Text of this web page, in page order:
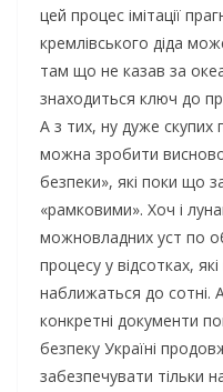
цей процес імітації
кремлівського діда
там що не казав за
знаходиться ключ до
А з тих, ну дуже скупих
можна зробити
безпеки», які поки що
«рамковими». Хоч і
можновладних уст по
процесу у відсотках,
наближаться до сотні.
конкретні документи
безпеку Україні
забезпечувати тільки